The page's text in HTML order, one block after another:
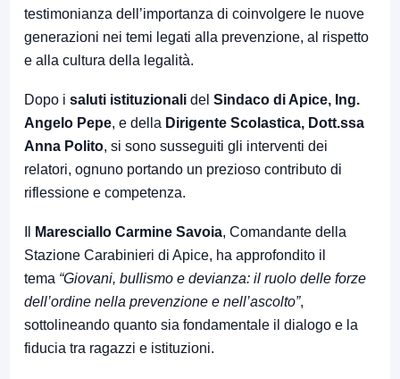
testimonianza dell’importanza di coinvolgere le nuove
generazioni nei temi legati alla prevenzione, al rispetto
e alla cultura della legalità.
Dopo i saluti istituzionali del Sindaco di Apice, Ing.
Angelo Pepe, e della Dirigente Scolastica, Dott.ssa
Anna Polito, si sono susseguiti gli interventi dei
relatori, ognuno portando un prezioso contributo di
riflessione e competenza.
Maresciallo Carmine Savoia, Comandante della
Stazione Carabinieri di Apice, ha approfondito il
tema “Giovani, bullismo e devianza: il ruolo delle forze
dell’ordine nella prevenzione e nell’ascolto”,
sottolineando quanto sia fondamentale il dialogo e la
fiducia tra ragazzi e istituzioni.